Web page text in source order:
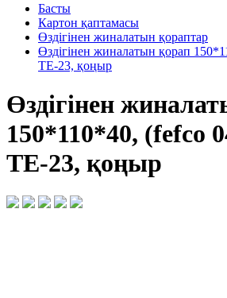
Басты
Картон қаптамасы
Өздігінен жиналатын қораптар
Өздігінен жиналатын қорап
ТЕ-23, қоңыр
Өздігінен
150*110*40, (fefco
ТЕ-23, қоңыр